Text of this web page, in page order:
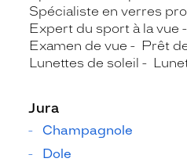
Spécialiste en verres
Expert du sport à la vue
Examen de vue
Prêt
Lunettes de soleil
Jura
Champagnole
Dole